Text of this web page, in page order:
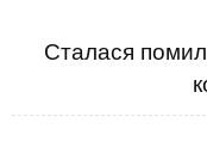
Сталася